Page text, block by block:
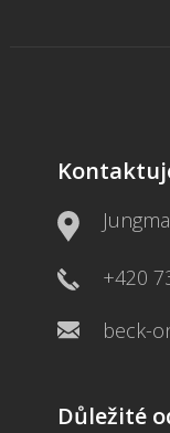
+420
beck-
Důležité